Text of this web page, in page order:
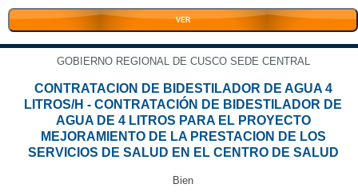
VER
GOBIERNO REGIONAL DE CUSCO SEDE CENTRAL
CONTRATACION DE BIDESTILADOR DE AGUA 4
LITROS/H - CONTRATACIÓN DE BIDESTILADOR DE
AGUA DE 4 LITROS PARA EL PROYECTO
MEJORAMIENTO DE LA PRESTACION DE LOS
SERVICIOS DE SALUD EN EL CENTRO DE SALUD
Bien